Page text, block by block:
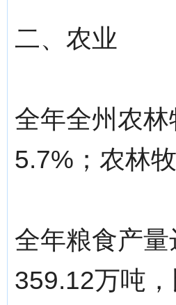
二、农业
全年全州农
5.7%；农林
全年粮食产
359.12万吨